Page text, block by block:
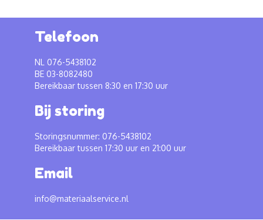
Telefoon
NL 076-5438102
BE 03-8082480
Bereikbaar tussen 8:30 en 17:30 uur
Bij storing
Storingsnummer: 076-5438102
Bereikbaar tussen 17:30 uur en 21:00 uur
Email
info@materiaalservice.nl